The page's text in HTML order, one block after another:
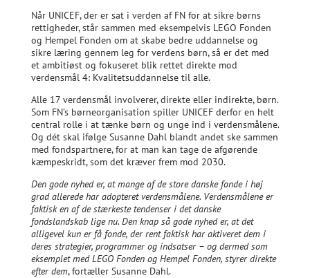
Når UNICEF, der er sat i verden af FN for at sikre børns
rettigheder, står sammen med eksempelvis LEGO Fonden
og Hempel Fonden om at skabe bedre uddannelse og
sikre læring gennem leg for verdens børn, så er det med
et ambitiøst og fokuseret blik rettet direkte mod
verdensmål 4: Kvalitetsuddannelse til alle.
Alle 17 verdensmål involverer, direkte eller indirekte, børn.
Som FN’s børneorganisation spiller UNICEF derfor en helt
central rolle i at tænke børn og unge ind i verdensmålene.
Og dét skal ifølge Susanne Dahl blandt andet ske sammen
med fondspartnere, for at man kan tage de afgørende
kæmpeskridt, som det kræver frem mod 2030.
Den gode nyhed er, at mange afde store danske fonde i høj
grad allerede har adopteret verdensmålene. Verdensmålene er
faktisk en af de stærkeste tendenser i det danske
fondslandskab lige nu. Den knap så gode nyhed er, at det
alligevel kun er få fonde, der rent faktisk har aktiveret dem i
deres strategier, programmer og indsatser – og dermed som
eksemplet med LEGO Fonden og Hempel Fonden, styrer direkte
efter dem, fortæller Susanne Dahl.